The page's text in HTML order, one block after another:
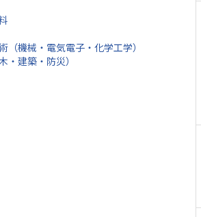
（機械・電気電子・化学工学）
・建築・防災）